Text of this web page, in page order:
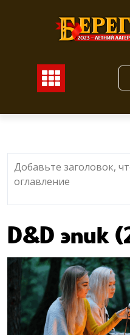
содержимому
Добавьте заголовок,
оглавление
D&D эпик